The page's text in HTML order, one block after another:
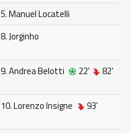
5. Manuel Locatelli
8. Jorginho
9. Andrea Belotti 22' 82'
10. Lorenzo Insigne 93'